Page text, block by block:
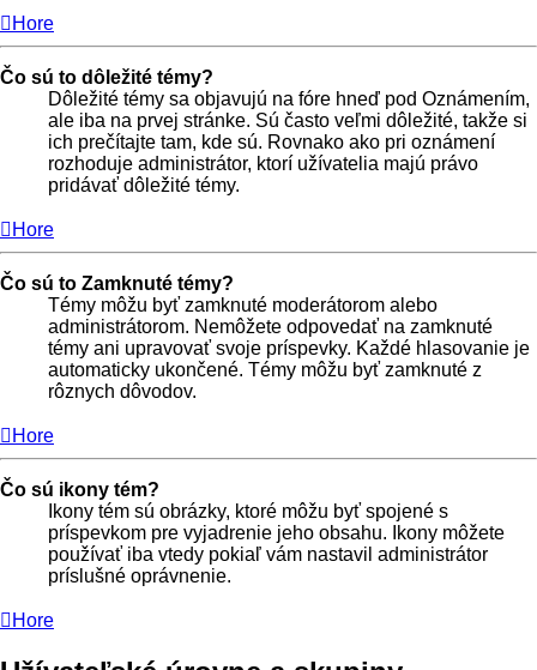
Hore
Čo sú to dôležité témy?
Dôležité témy sa objavujú na fóre hneď pod Oznámením,
ale iba na prvej stránke. Sú často veľmi dôležité, takže si
ich prečítajte tam, kde sú. Rovnako ako pri oznámení
rozhoduje administrátor, ktorí užívatelia majú právo
pridávať dôležité témy.
Hore
Čo sú to Zamknuté témy?
Témy môžu byť zamknuté moderátorom alebo
administrátorom. Nemôžete odpovedať na zamknuté
témy ani upravovať svoje príspevky. Každé hlasovanie je
automaticky ukončené. Témy môžu byť zamknuté z
rôznych dôvodov.
Hore
Čo sú ikony tém?
Ikony tém sú obrázky, ktoré môžu byť spojené s
príspevkom pre vyjadrenie jeho obsahu. Ikony môžete
používať iba vtedy pokiaľ vám nastavil administrátor
príslušné oprávnenie.
Hore